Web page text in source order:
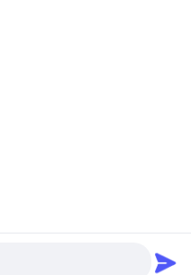
τιμή
Machinery Co., Ltd.